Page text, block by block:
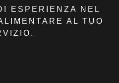
ESPERIENZA NEL
AL TUO